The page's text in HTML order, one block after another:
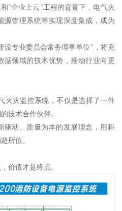
"企业上云"工程的背景下，电气火
源管理系统等实现深度集成，成为
设专业委员会常务理事单位"，将充
据领域的技术优势，推动行业向更
火灾监控系统，不仅是选择了一件
技术合作伙伴。
驱动、质量为本的发展理念，用科
所值。
价值才是终点。